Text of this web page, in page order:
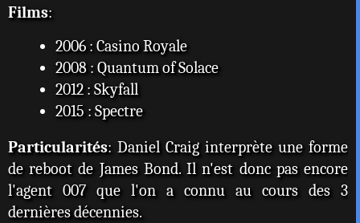
Films:
2006 : Casino Royale
2008 : Quantum of Solace
2012 : Skyfall
2015 : Spectre
Particularités: Daniel Craig interprète une forme
de reboot de James Bond. Il n'est donc pas encore
l'agent 007 que l'on a connu au cours des 3
dernières décennies.